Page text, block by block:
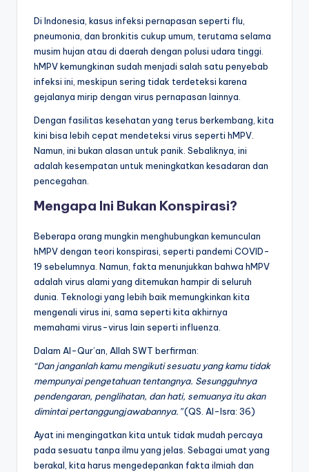
Di Indonesia, kasus infeksi pernapasan seperti flu,
pneumonia, dan bronkitis cukup umum, terutama selama
musim hujan atau di daerah dengan polusi udara tinggi.
hMPV kemungkinan sudah menjadi salah satu penyebab
infeksi ini, meskipun sering tidak terdeteksi karena
gejalanya mirip dengan virus pernapasan lainnya.
Dengan fasilitas kesehatan yang terus berkembang, kita
kini bisa lebih cepat mendeteksi virus seperti hMPV.
Namun, ini bukan alasan untuk panik. Sebaliknya, ini
adalah kesempatan untuk meningkatkan kesadaran dan
pencegahan.
Mengapa Ini Bukan Konspirasi?
Beberapa orang mungkin menghubungkan kemunculan
hMPV dengan teori konspirasi, seperti pandemi COVID-
19 sebelumnya. Namun, fakta menunjukkan bahwa hMPV
adalah virus alami yang ditemukan hampir di seluruh
dunia. Teknologi yang lebih baik memungkinkan kita
mengenali virus ini, sama seperti kita akhirnya
memahami virus-virus lain seperti influenza.
Dalam Al-Qur’an, Allah SWT berfirman:
“Dan janganlah kamu mengikuti sesuatu yang kamu tidak
mempunyai pengetahuan tentangnya. Sesungguhnya
pendengaran, penglihatan, dan hati, semuanya itu akan
dimintai pertanggungjawabannya.”(QS. Al-Isra: 36)
Ayat ini mengingatkan kita untuk tidak mudah percaya
pada sesuatu tanpa ilmu yang jelas. Sebagai umat yang
berakal, kita harus mengedepankan fakta ilmiah dan